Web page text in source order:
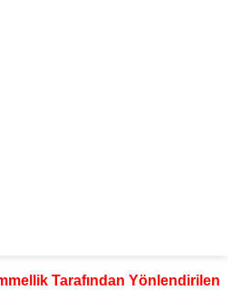
Tarafından Yönlendirilen